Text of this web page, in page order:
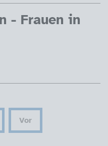
- Frauen in
Vor